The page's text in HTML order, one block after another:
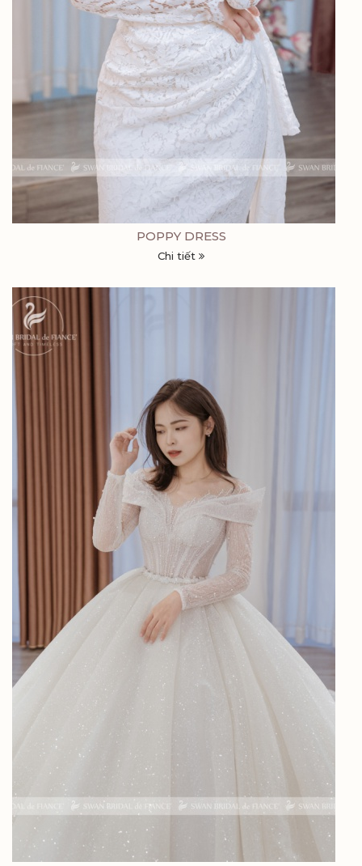
POPPY DRESS
Chi tiết